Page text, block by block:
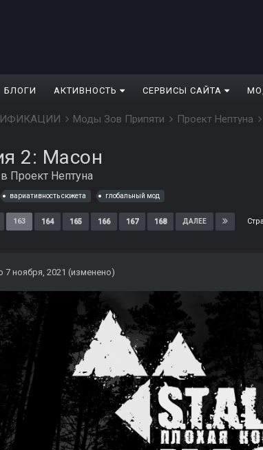
БЛОГИ АКТИВНОСТЬ СЕРВИСЫ САЙТА
Моды Зов Припяти Проект Нептуна
2: Масон
в Проект Нептуна
вариативность сюжета глобальный мод
163 164 165 166 167 168 ДАЛЕЕ
7 ноября, 2021 (изменено)